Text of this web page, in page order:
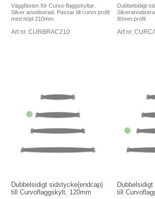
Väggfästen för Curvo-flaggskyltar.
Silver anodiserad. Passar till curvo profil
med höjd 210mm.
Art nr. CURBRAC210
Dubbelsidigt
90mm profil.
Art nr.
Dubbelsidigt sidstycke(endcap)
till Curvoflaggskylt, 120mm
till